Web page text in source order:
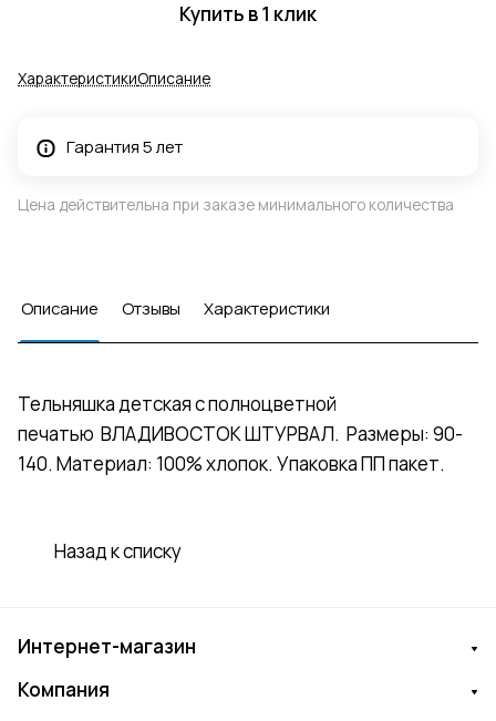
Купить в 1 клик
ХарактеристикиОписание
Гарантия 5 лет
Цена действительна при заказе минимального количества
Описание Отзывы Характеристики
Тельняшка детская с полноцветной
печатью ВЛАДИВОСТОК ШТУРВАЛ. Размеры: 90-
140. Материал: 100% хлопок. Упаковка ПП пакет.
Назад к списку
Интернет-магазин
Компания